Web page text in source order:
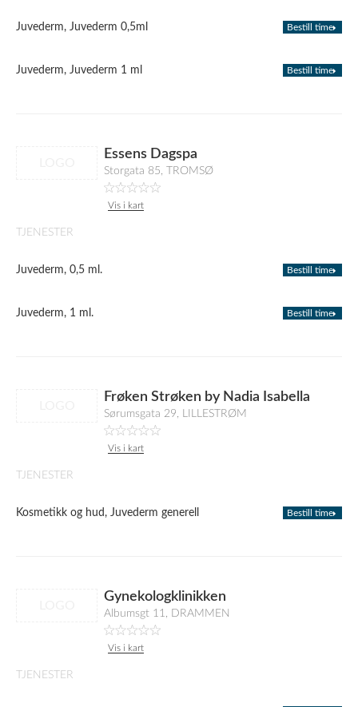
Juvederm, Juvederm 0,5ml Bestill time
Juvederm, Juvederm 1 ml Bestill time
Essens Dagspa
Storgata 85, TROMSØ
Vis i kart
TJENESTER
Juvederm, 0,5 ml. Bestill time
Juvederm, 1 ml. Bestill time
Frøken Strøken by Nadia Isabella
Sørumsgata 29, LILLESTRØM
Vis i kart
TJENESTER
Kosmetikk og hud, Juvederm generell Bestill time
Gynekologklinikken
Albumsgt 11, DRAMMEN
Vis i kart
TJENESTER